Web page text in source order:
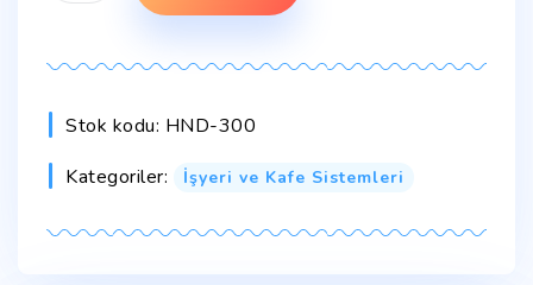
Stok kodu: HND-300
Kategoriler:
İşyeri ve Kafe Sistemleri